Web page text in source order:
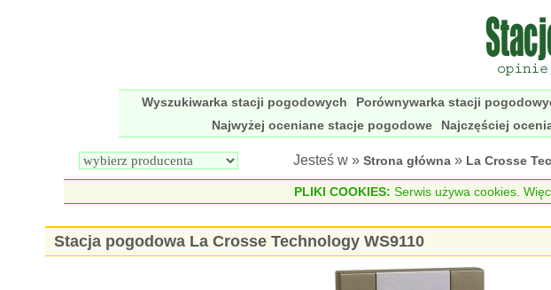
Wyszukiwarka stacji pogodowych Porównywarka stacji
Najwyżej oceniane stacje pogodowe
Najczęściej
Jesteś w » Strona główna » La Crosse
PLIKI COOKIES: Serwis używa cookies.
Stacja pogodowa La Crosse Technology WS9110